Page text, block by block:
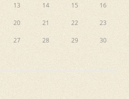
13 14 15 16
20 21 22 23
27 28 29 30